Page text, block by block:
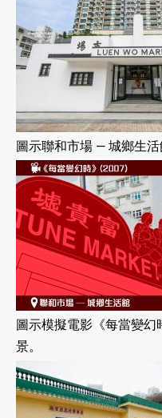
圖示聯和市場 — 城鄉生活
圖示模擬電影《每當變
景。